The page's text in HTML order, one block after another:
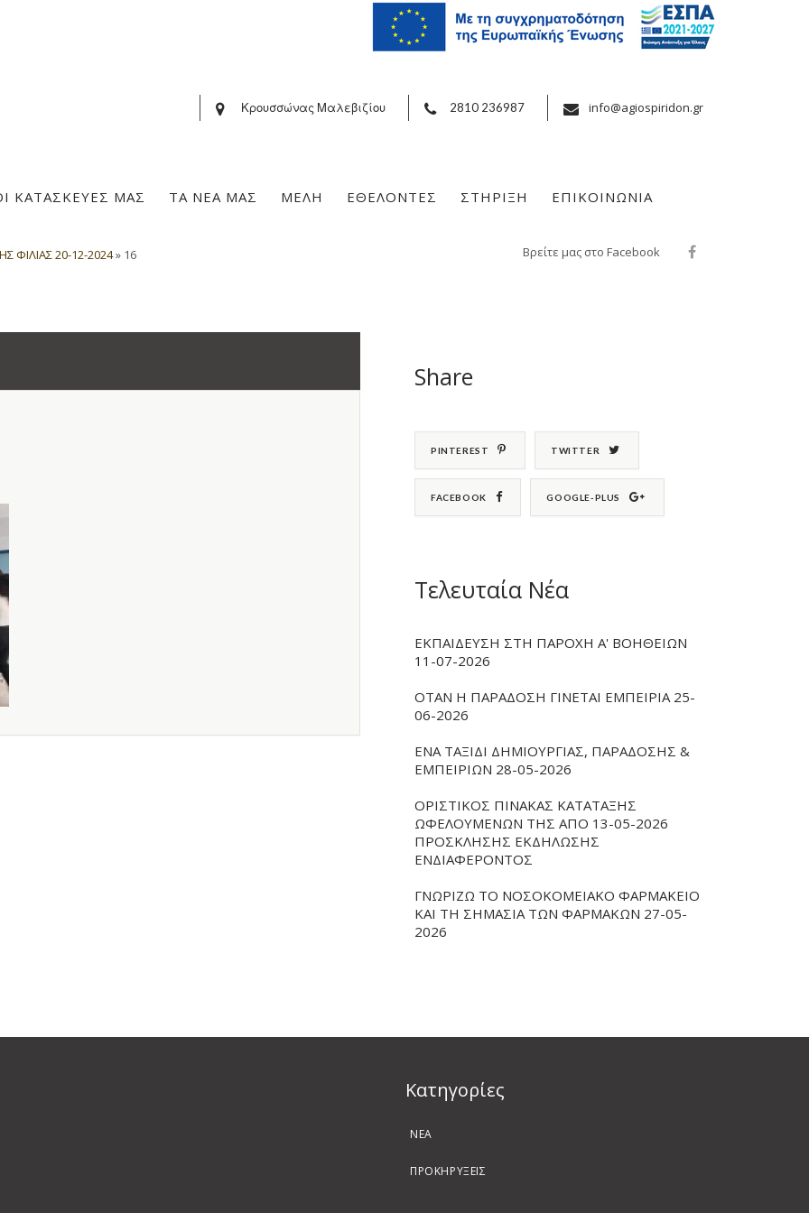
Κρουσσώνας Μαλεβιζίου 2810 236987 info@agiospiridon.gr
ΚΑΤΑΣΚΕΥΕΣ ΜΑΣ ΤΑ ΝΕΑ ΜΑΣ ΜΕΛΗ ΕΘΕΛΟΝΤΕΣ ΣΤΗΡΙΞΗ ΕΠΙΚΟΙΝΩΝΙΑ
ΦΙΛΙΑΣ 20-12-2024» 16 Βρείτε μας στο Facebook
Share
PINTEREST TWITTER
FACEBOOK GOOGLE-PLUS
Τελευταία Νέα
ΕΚΠΑΙΔΕΥΣΗ ΣΤΗ ΠΑΡΟΧΗ Α' ΒΟΗΘΕΙΩΝ
11-07-2026
ΟΤΑΝ Η ΠΑΡΑΔΟΣΗ ΓΙΝΕΤΑΙ ΕΜΠΕΙΡΙΑ 25-
06-2026
ΕΝΑ ΤΑΞΙΔΙ ΔΗΜΙΟΥΡΓΙΑΣ, ΠΑΡΑΔΟΣΗΣ &
ΕΜΠΕΙΡΙΩΝ 28-05-2026
ΟΡΙΣΤΙΚΟΣ ΠΙΝΑΚΑΣ ΚΑΤΑΤΑΞΗΣ
ΩΦΕΛΟΥΜΕΝΩΝ ΤΗΣ ΑΠΟ 13-05-2026
ΠΡΟΣΚΛΗΣΗΣ ΕΚΔΗΛΩΣΗΣ
ΕΝΔΙΑΦΕΡΟΝΤΟΣ
ΓΝΩΡΙΖΩ ΤΟ ΝΟΣΟΚΟΜΕΙΑΚΟ ΦΑΡΜΑΚΕΙΟ
ΚΑΙ ΤΗ ΣΗΜΑΣΙΑ ΤΩΝ ΦΑΡΜΑΚΩΝ 27-05-
2026
Kατηγορίες
ΝΕΑ
ΠΡΟΚΗΡΥΞΕΙΣ